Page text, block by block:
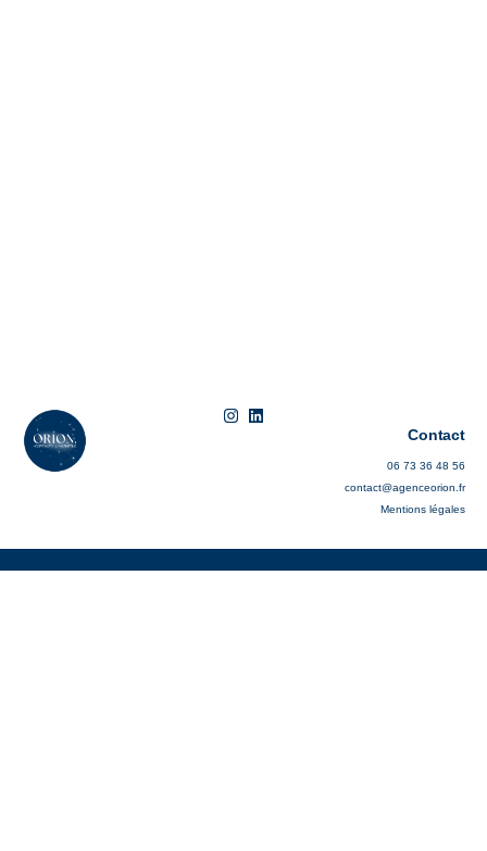
Contact​
06 73 36 48 56
contact@agenceorion.fr
Mentions légales